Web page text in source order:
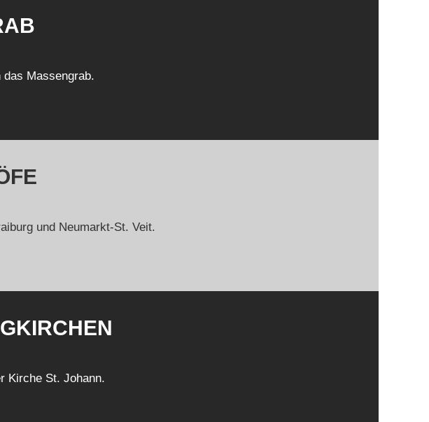
das Massengrab.
und Neumarkt-St. Veit.
Kirche St. Johann.